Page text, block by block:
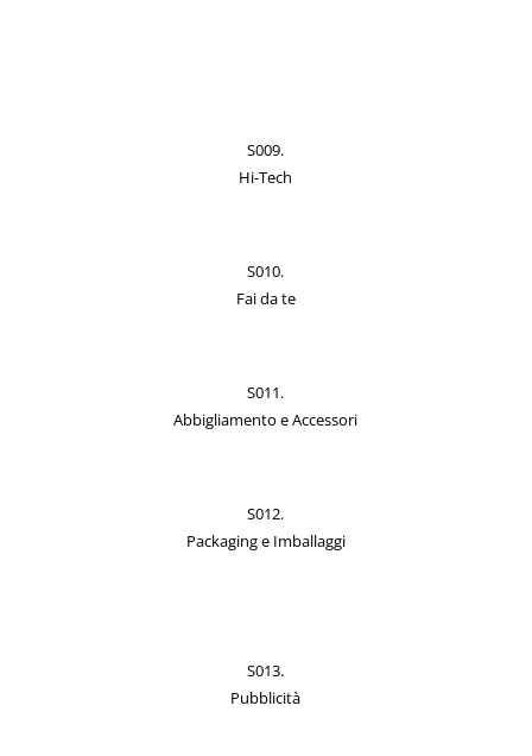
S009.
Hi-Tech
S010.
Fai da te
S011.
Abbigliamento e Accessori
S012.
Packaging e Imballaggi
S013.
Pubblicità